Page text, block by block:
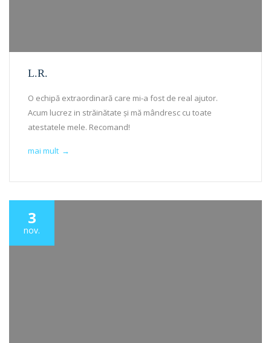
L.R.
O echipă extraordinară care mi-a fost de real ajutor.
Acum lucrez in străinătate și mă mândresc cu toate
atestatele mele. Recomand!
mai mult →
3
nov.